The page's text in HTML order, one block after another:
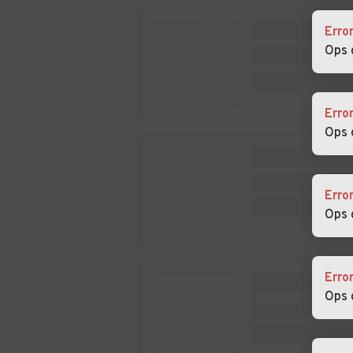
Auto usate
Pontecorvo
Auto usate San
Giovanni
Auto usate
Sant'Apollinare
Auto usate
Auto usate
Error
Ops
Error
Ops
Error
Ops
Error
Ops